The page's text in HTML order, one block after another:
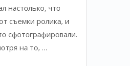
настолько, что
съемки ролика, и
сфотографировали.
на то, …